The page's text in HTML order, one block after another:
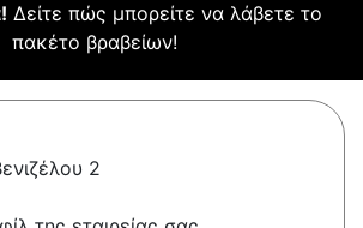
Δείτε πώς μπορείτε να λάβετε το
πακέτο βραβείων!
2